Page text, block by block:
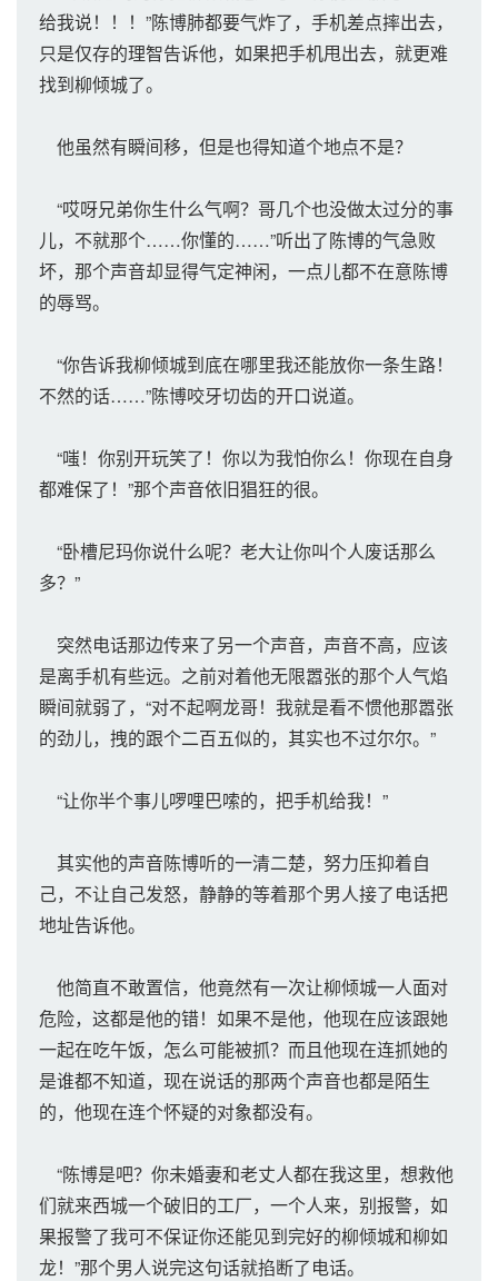
给我说！！！”陈博肺都要气炸了，手机差点摔出去，
只是仅存的理智告诉他，如果把手机甩出去，就更难
找到柳倾城了。
他虽然有瞬间移，但是也得知道个地点不是？
“哎呀兄弟你生什么气啊？哥几个也没做太过分的事
儿，不就那个……你懂的……”听出了陈博的气急败
坏，那个声音却显得气定神闲，一点儿都不在意陈博
的辱骂。
“你告诉我柳倾城到底在哪里我还能放你一条生路！
不然的话……”陈博咬牙切齿的开口说道。
“嗤！你别开玩笑了！你以为我怕你么！你现在自身
都难保了！”那个声音依旧猖狂的很。
“卧槽尼玛你说什么呢？老大让你叫个人废话那么
多？”
突然电话那边传来了另一个声音，声音不高，应该
是离手机有些远。之前对着他无限嚣张的那个人气焰
瞬间就弱了，“对不起啊龙哥！我就是看不惯他那嚣张
的劲儿，拽的跟个二百五似的，其实也不过尔尔。”
“让你半个事儿啰哩巴嗦的，把手机给我！”
其实他的声音陈博听的一清二楚，努力压抑着自
己，不让自己发怒，静静的等着那个男人接了电话把
地址告诉他。
他简直不敢置信，他竟然有一次让柳倾城一人面对
危险，这都是他的错！如果不是他，他现在应该跟她
一起在吃午饭，怎么可能被抓？而且他现在连抓她的
是谁都不知道，现在说话的那两个声音也都是陌生
的，他现在连个怀疑的对象都没有。
“陈博是吧？你未婚妻和老丈人都在我这里，想救他
们就来西城一个破旧的工厂，一个人来，别报警，如
果报警了我可不保证你还能见到完好的柳倾城和柳如
龙！”那个男人说完这句话就掐断了电话。